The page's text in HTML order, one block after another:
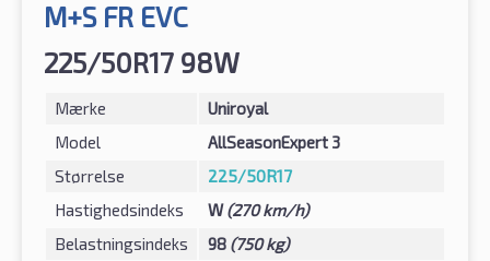
M+S FR EVC
225/50R17 98W
Mærke
Uniroyal
Model
AllSeasonExpert 3
Størrelse
225/50R17
Hastighedsindeks
W(270 km/h)
Belastningsindeks
98 (750 kg)